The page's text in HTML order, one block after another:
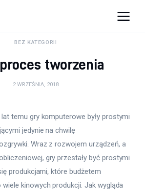
BEZ KATEGORII
tworzenia
2 WRZEŚNIA, 2018
temu gry komputerowe były prostymi
jedynie na chwilę
Wraz z rozwojem urządzeń, a
gry przestały być prostymi
produkcjami, które budżetem
kinowych produkcji. Jak wygląda